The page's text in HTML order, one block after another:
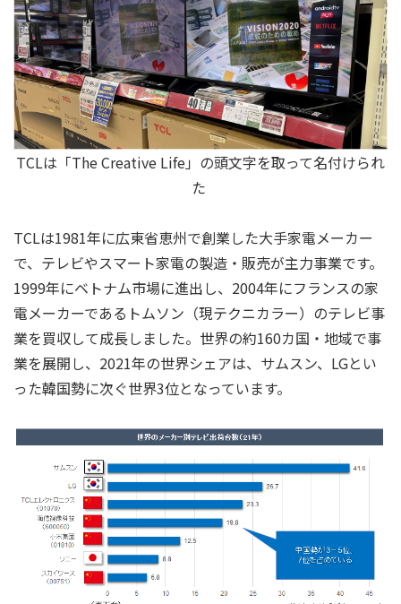
TCLは「The Creative Life」の頭文字を取って名付けられ
た
TCLは1981年に広東省恵州で創業した大手家電メーカー
で、テレビやスマート家電の製造・販売が主力事業です。
1999年にベトナム市場に進出し、2004年にフランスの家
電メーカーであるトムソン（現テクニカラー）のテレビ事
業を買収して成長しました。世界の約160カ国・地域で事
業を展開し、2021年の世界シェアは、サムスン、LGとい
った韓国勢に次ぐ世界3位となっています。